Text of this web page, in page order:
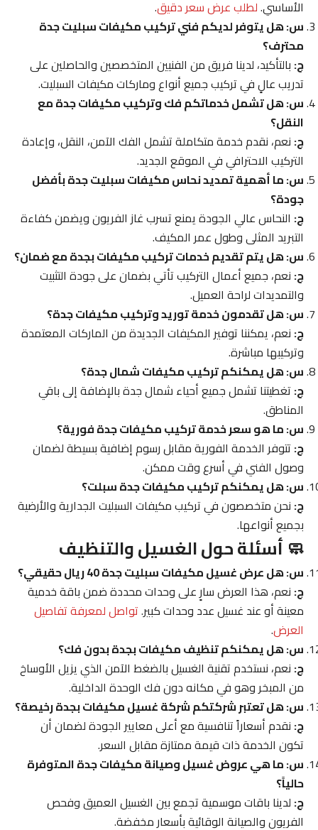
الأساسي.لطلب عرض سعر دقيق.
س: هل يتوفر لديكم فني تركيب مكيفات سبليت جدة
محترف؟
ج: بالتأكيد، لدينا فريق من الفنيين المتخصصين والحاصلين على
تدريب عالٍ في تركيب جميع أنواع وماركات مكيفات السبليت.
س: هل تشمل خدماتكم فك وتركيب مكيفات جدة مع
النقل؟
ج: نعم، نقدم خدمة متكاملة تشمل الفك الآمن، النقل، وإعادة
التركيب الاحترافي في الموقع الجديد.
س: ما أهمية تمديد نحاس مكيفات سبليت جدة بأفضل
جودة؟
ج: النحاس عالي الجودة يمنع تسرب غاز الفريون ويضمن كفاءة
التبريد المثلى وطول عمر المكيف.
س: هل يتم تقديم خدمات تركيب مكيفات بجدة مع ضمان؟
ج: نعم، جميع أعمال التركيب تأتي بضمان على جودة التثبيت
والتمديدات لراحة العميل.
س: هل تقدمون خدمة توريد وتركيب مكيفات جدة؟
ج: نعم، يمكننا توفير المكيفات الجديدة من الماركات المعتمدة
وتركيبها مباشرة.
س: هل يمكنكم تركيب مكيفات شمال جدة؟
ج: تغطيتنا تشمل جميع أحياء شمال جدة بالإضافة إلى باقي
المناطق.
س: ما هو سعر خدمة تركيب مكيفات جدة فورية؟
ج: تتوفر الخدمة الفورية مقابل رسوم إضافية بسيطة لضمان
وصول الفني في أسرع وقت ممكن.
س: هل يمكنكم تركيب مكيفات جدة سبلت؟
ج: نحن متخصصون في تركيب مكيفات السبليت الجدارية والأرضية
بجميع أنواعها.
🧼 أسئلة حول الغسيل والتنظيف
س: هل عرض غسيل مكيفات سبليت جدة 40 ريال حقيقي؟
ج: نعم، هذا العرض سارٍ على وحدات محددة ضمن باقة خدمية
معينة أو عند غسيل عدد وحدات كبير.تواصل لمعرفة تفاصيل
العرض.
س: هل يمكنكم تنظيف مكيفات بجدة بدون فك؟
ج: نعم، نستخدم تقنية الغسيل بالضغط الآمن الذي يزيل الأوساخ
من المبخر وهو في مكانه دون فك الوحدة الداخلية.
س: هل تعتبر شركتكم شركة غسيل مكيفات بجدة رخيصة؟
ج: نقدم أسعاراً تنافسية مع أعلى معايير الجودة لضمان أن
تكون الخدمة ذات قيمة ممتازة مقابل السعر.
س: ما هي عروض غسيل وصيانة مكيفات جدة المتوفرة
حالياً؟
ج: لدينا باقات موسمية تجمع بين الغسيل العميق وفحص
الفريون والصيانة الوقائية بأسعار مخفضة.